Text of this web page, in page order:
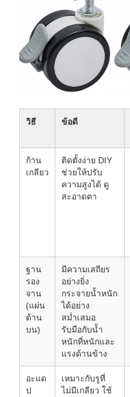
วิธี ข้อดี
ก้าน
เกลียว
ติดตั้งง่าย DIY
ช่วยให้ปรับ
ความสูงได้ ดู
สะอาดตา
ฐาน
รอง
จาน
(แผ่น
ด้าน
บน)
มีความเสถียร
อย่างยิ่ง
กระจายน้ำหนัก
ได้อย่าง
สม่ำเสมอ
รับมือกับน้ำ
หนักที่หนักและ
แรงด้านข้าง
อะแด
ป
เหมาะกับรูที่
ไม่มีเกลียว ใช้